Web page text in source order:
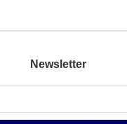
Newsletter